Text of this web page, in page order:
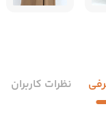
نظرات کاربران